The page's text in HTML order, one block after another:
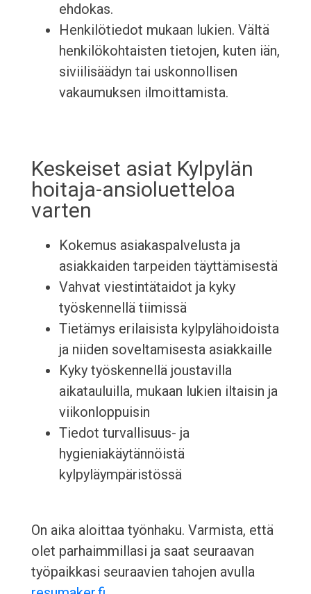
ehdokas.
Henkilötiedot mukaan lukien. Vältä
henkilökohtaisten tietojen, kuten iän,
siviilisäädyn tai uskonnollisen
vakaumuksen ilmoittamista.
Keskeiset asiat Kylpylän
hoitaja-ansioluetteloa
varten
Kokemus asiakaspalvelusta ja
asiakkaiden tarpeiden täyttämisestä
Vahvat viestintätaidot ja kyky
työskennellä tiimissä
Tietämys erilaisista kylpylähoidoista
ja niiden soveltamisesta asiakkaille
Kyky työskennellä joustavilla
aikatauluilla, mukaan lukien iltaisin ja
viikonloppuisin
Tiedot turvallisuus- ja
hygieniakäytännöistä
kylpyläympäristössä
On aika aloittaa työnhaku. Varmista, että
olet parhaimmillasi ja saat seuraavan
työpaikkasi seuraavien tahojen avulla